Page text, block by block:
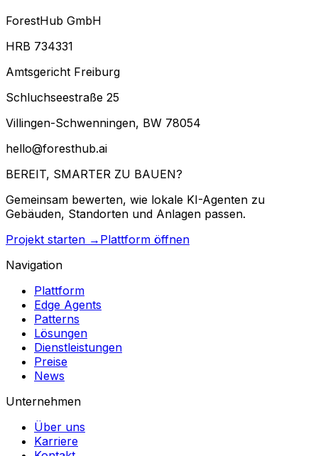
ForestHub GmbH
HRB 734331
Amtsgericht Freiburg
Schluchseestraße 25
Villingen-Schwenningen, BW 78054
hello@foresthub.ai
BEREIT, SMARTER ZU BAUEN?
Gemeinsam bewerten, wie lokale KI-Agenten zu
Gebäuden, Standorten und Anlagen passen.
Projekt starten → Plattform öffnen
Navigation
Plattform
Edge Agents
Patterns
Lösungen
Dienstleistungen
Preise
News
Unternehmen
Über uns
Karriere